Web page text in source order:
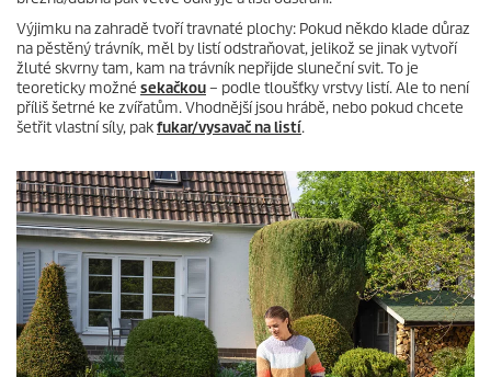
Výjimku na zahradě tvoří travnaté plochy: Pokud někdo klade důraz
na pěstěný trávník, měl by listí odstraňovat, jelikož se jinak vytvoří
žluté skvrny tam, kam na trávník nepřijde sluneční svit. To je
teoreticky možné sekačkou– podle tloušťky vrstvy listí. Ale to není
příliš šetrné ke zvířatům. Vhodnější jsou hrábě, nebo pokud chcete
šetřit vlastní síly, pakfukar/vysavač na listí.